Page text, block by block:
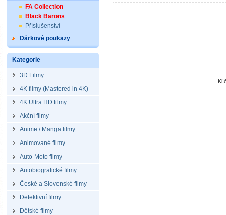
FA Collection
Black Barons
Příslušenství
Dárkové poukazy
Kategorie
3D Filmy
4K filmy (Mastered in 4K)
4K Ultra HD filmy
Akční filmy
Anime / Manga filmy
Animované filmy
Auto-Moto filmy
Autobiografické filmy
České a Slovenské filmy
Detektivní filmy
Dětské filmy